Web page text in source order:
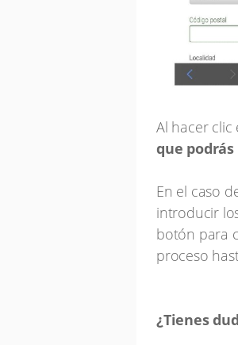
Al hacer clic
que
En el caso
introducir
botón para
proceso
¿Tienes